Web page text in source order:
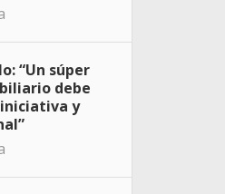
“Un súper
debe
y